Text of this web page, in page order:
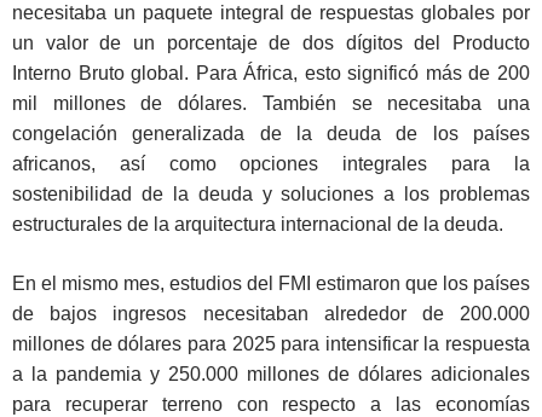
necesitaba un paquete integral de respuestas globales por
un valor de un porcentaje de dos dígitos del Producto
Interno Bruto global. Para África, esto significó más de 200
mil millones de dólares. También se necesitaba una
congelación generalizada de la deuda de los países
africanos, así como opciones integrales para la
sostenibilidad de la deuda y soluciones a los problemas
estructurales de la arquitectura internacional de la deuda.
En el mismo mes, estudios del FMI estimaron que los países
de bajos ingresos necesitaban alrededor de 200.000
millones de dólares para 2025 para intensificar la respuesta
a la pandemia y 250.000 millones de dólares adicionales
para recuperar terreno con respecto a las economías